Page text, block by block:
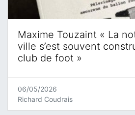
Maxime Touzaint « La
ville s’est souvent
club de foot »
06/05/2026
Richard Coudrais